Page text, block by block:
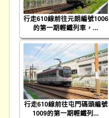
行走610線前往元朗編號1006
的第一期輕鐵列車，...
行走610線前往屯門碼頭編號
1009的第一期輕鐵列...